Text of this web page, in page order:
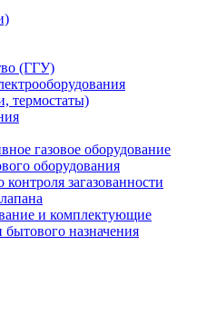
(ГГУ)
термостаты)
газовое оборудование
оборудования
загазованности
и комплектующие
бытового назначения